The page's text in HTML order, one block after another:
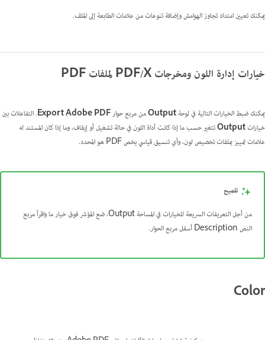
يمكنك تعيين امتداد تجاوز الهوامش وإضافة تنوعات من علامات الطابعة إلى الملف.
خيارات إدارة اللون ومخرجات PDF/X لملفات PDF
يمكنك ضبط الخيارات التالية في لوحةOutputمن مربع حوارExport Adobe PDF. التفاعلات بين
خياراتOutputتتغير حسب ما إذا كانت أداة اللون في حالة تشغيل أو إيقاف، وما إذا كان المستند له
علامات تمييز بملفات تخصيص لون، وأي تنسيق قياسي يخص PDF هو المحدد.
تلميح
من أجل التعريفات السريعة للخيارات في المساحة Output، ضع المؤشر فوق خيار ما واقرأ مربع
النص Description أسفل مربع الحوار.
Color